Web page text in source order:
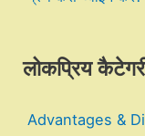
लोकप्रिय
Advantages &